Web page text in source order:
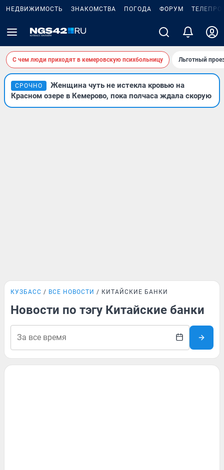
НЕДВИЖИМОСТЬ ЗНАКОМСТВА ПОГОДА ФОРУМ
С чем люди приходят в кемеровскую психбольницу Льготный
СРОЧНО
Женщина чуть не истекла кровью на
Красном озере в Кемерово, пока полчаса ждала скорую
КУЗБАСС ВСЕ НОВОСТИ КИТАЙСКИЕ БАНКИ
Новости по тэгу Китайские банки